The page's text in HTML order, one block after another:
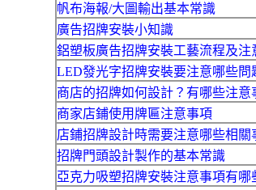
帆布海報/大圖輸出基本常識
廣告招牌安裝小知識
鋁塑板廣告招牌安裝工藝流程及注
LED發光字招牌安裝要注意哪些問
商店的招牌如何設計？有哪些注意
商家店鋪使用牌匾注意事項
店鋪招牌設計時需要注意哪些相關
招牌門頭設計製作的基本常識
亞克力吸塑招牌安裝注意事項有哪